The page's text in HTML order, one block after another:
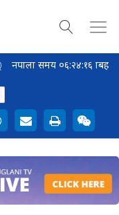
नेपाली समय ०६:२४:१६ बिहान